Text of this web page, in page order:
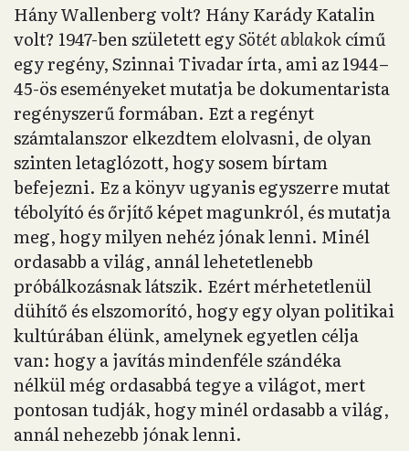
Hány Wallenberg volt? Hány Karády Katalin
volt? 1947-ben született egySötét ablakokcímű
egy regény, Szinnai Tivadar írta, ami az 1944–
45-ös eseményeket mutatja be dokumentarista
regényszerű formában. Ezt a regényt
számtalanszor elkezdtem elolvasni, de olyan
szinten letaglózott, hogy sosem bírtam
befejezni. Ez a könyv ugyanis egyszerre mutat
tébolyító és őrjítő képet magunkról, és mutatja
meg, hogy milyen nehéz jónak lenni. Minél
ordasabb a világ, annál lehetetlenebb
próbálkozásnak látszik. Ezért mérhetetlenül
dühítő és elszomorító, hogy egy olyan politikai
kultúrában élünk, amelynek egyetlen célja
van: hogy a javítás mindenféle szándéka
nélkül még ordasabbá tegye a világot, mert
pontosan tudják, hogy minél ordasabb a világ,
annál nehezebb jónak lenni.